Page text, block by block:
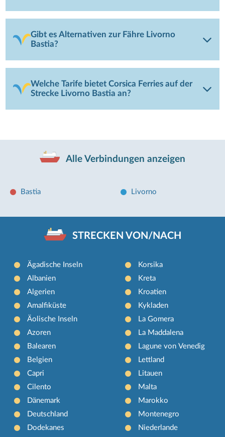
Gibt es Alternativen zur Fähre Livorno
Bastia?
Welche Tarife bietet Corsica Ferries auf der
Strecke Livorno Bastia an?
Alle Verbindungen anzeigen
Bastia Livorno
STRECKEN VON/NACH
Ägadische Inseln
Albanien
Algerien
Amalfiküste
Äolische Inseln
Azoren
Balearen
Belgien
Capri
Cilento
Dänemark
Deutschland
Dodekanes
Korsika
Kreta
Kroatien
Kykladen
La Gomera
La Maddalena
Lagune von Venedig
Lettland
Litauen
Malta
Marokko
Montenegro
Niederlande